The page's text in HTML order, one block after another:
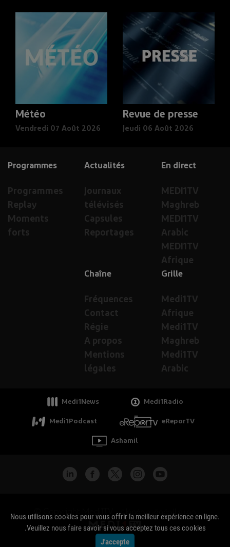
Météo
Vendredi 07 Août 2026
Revue de presse
Jeudi 06 Août 2026
En direct
MEDI1TV
Maghreb
MEDI1TV
Arabic
MEDI1TV
Afrique
Actualités
Journaux
télévisés
Capsules
Reportages
Programmes
Programmes
Replay
Moments
forts
Grille
Medi1TV
Afrique
Medi1TV
Maghreb
Medi1TV
Arabic
Chaîne
Fréquences
Contact
Régie
A propos
Mentions
légales
Medi1News Medi1Radio
Medi1Podcast eReporTV
Ashamil
جميع الحقوق محفوظة - Copyright Medi1TV ©
Nous utilisons cookies pour vous offrir la meilleur expérience en ligne.
Veuillez nous faire savoir si vous acceptez tous ces cookies.
J'accepte